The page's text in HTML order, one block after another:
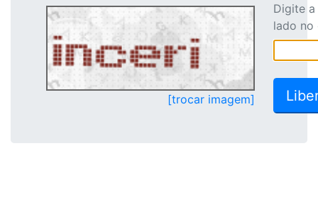
[trocar imagem]
Digite
lado no